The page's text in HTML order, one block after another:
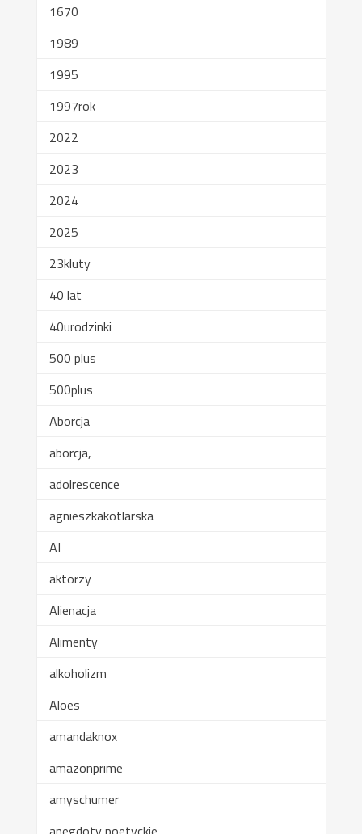
1670
1989
1995
1997rok
2022
2023
2024
2025
23kluty
40 lat
40urodzinki
500 plus
500plus
Aborcja
aborcja,
adolrescence
agnieszkakotlarska
AI
aktorzy
Alienacja
Alimenty
alkoholizm
Aloes
amandaknox
amazonprime
amyschumer